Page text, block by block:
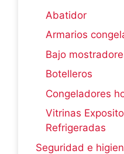
Abatidor
Armarios
Bajo
Botelleros
Congeladores
Vitrinas
Refrigeradas
Seguridad e